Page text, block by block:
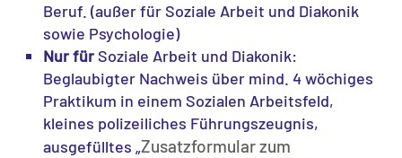
Beruf. (außer für Soziale Arbeit und Diakonik
sowie Psychologie)
Nur fürSoziale Arbeit und Diakonik:
Beglaubigter Nachweis über mind. 4 wöchiges
Praktikum in einem Sozialen Arbeitsfeld,
kleines polizeiliches Führungszeugnis,
ausgefülltes „Zusatzformular zum